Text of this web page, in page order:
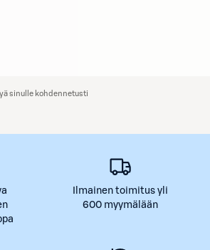
sinulle kohdennetusti
Ilmainen toimitus yli
600 myymälään